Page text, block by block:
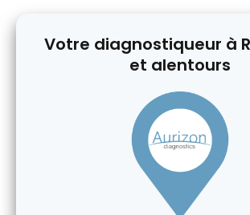
Votre diagnostiqueur à
et alentours